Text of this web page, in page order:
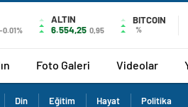
-0.01%
ALTIN
6.554,25 0,95
BITCOIN
%
Foto Galeri Videolar
Din Eğitim Hayat Politika